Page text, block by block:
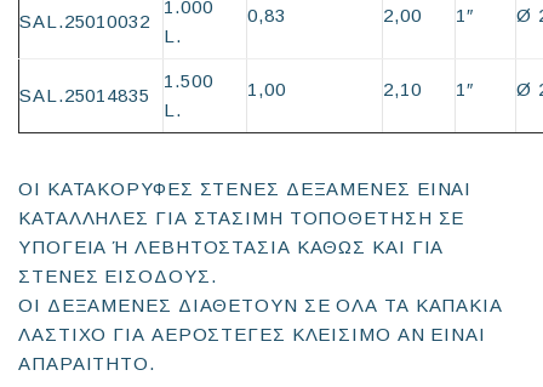
SAL.25010032
1.000
L.
0,83 2,00 1″ Ø
SAL.25014835
1.500
L.
1,00 2,10 1″ Ø
ΟΙ ΚΑΤΑΚΟΡΥΦΕΣ ΣΤΕΝΕΣ ΔΕΞΑΜΕΝΕΣ ΕΙΝΑΙ
ΚΑΤΑΛΛΗΛΕΣ ΓΙΑ ΣΤΑΣΙΜΗ ΤΟΠΟΘΕΤΗΣΗ ΣΕ
ΥΠΟΓΕΙΑ Ή ΛΕΒΗΤΟΣΤΑΣΙΑ ΚΑΘΩΣ ΚΑΙ ΓΙΑ
ΣΤΕΝΕΣ ΕΙΣΟΔΟΥΣ.
ΟΙ ΔΕΞΑΜΕΝΕΣ ΔΙΑΘΕΤΟΥΝ ΣΕ ΟΛΑ ΤΑ ΚΑΠΑΚΙΑ
ΛΑΣΤΙΧΟ ΓΙΑ ΑΕΡΟΣΤΕΓΕΣ ΚΛΕΙΣΙΜΟ ΑΝ ΕΙΝΑΙ
ΑΠΑΡΑΙΤΗΤΟ.